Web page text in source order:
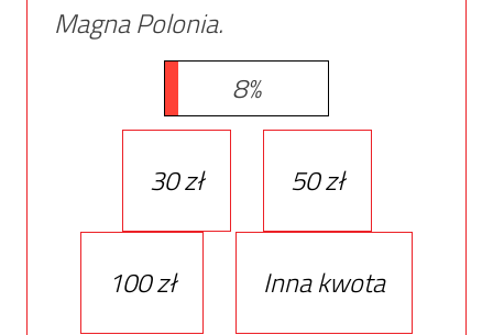
Magna Polonia.
8%
30 zł 50 zł
100 zł
Inna kwota